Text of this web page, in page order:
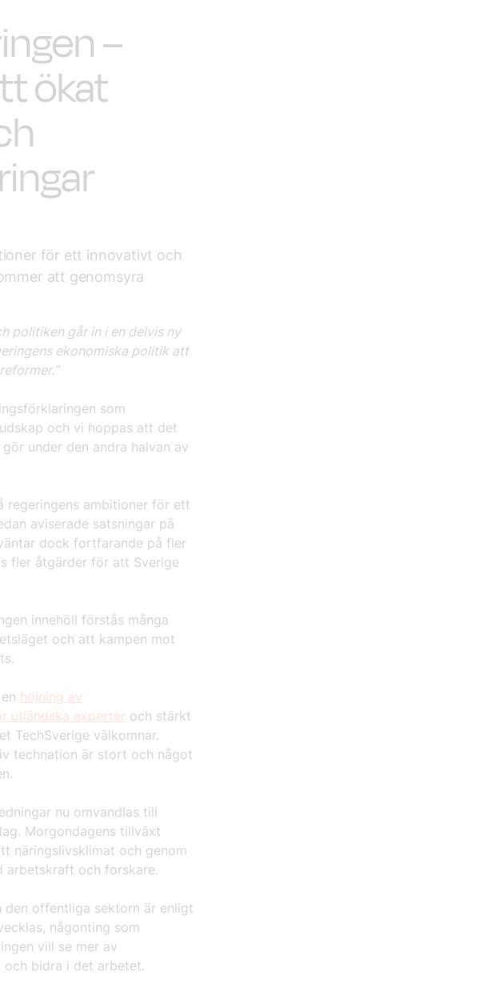
–
ökat
för ett innovativt och
att genomsyra
politiken går in i en delvis ny
ekonomiska politik att
som
och vi hoppas att det
under den andra halvan av
regeringens ambitioner för ett
aviserade satsningar på
dock fortfarande på fler
fler åtgärder för att Sverige
innehöll förstås många
och att kampen mot
höjning av
utländska experter och stärkt
TechSverige välkomnar.
technation är stort och något
nu omvandlas till
Morgondagens tillväxt
näringslivsklimat och genom
och forskare.
den offentliga sektorn är enligt
någonting som
vill se mer av
och bidra i det arbetet.